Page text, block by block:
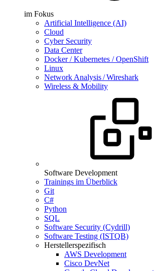
im Fokus
Artificial Intelligence (AI)
Cloud
Cyber Security
Data Center
Docker / Kubernetes / OpenShift
Linux
Network Analysis / Wireshark
Wireless & Mobility
Software Development
Trainings im Überblick
Git
C#
Python
SQL
Software Security (Cydrill)
Software Testing (ISTQB)
Herstellerspezifisch
AWS Development
Cisco DevNet